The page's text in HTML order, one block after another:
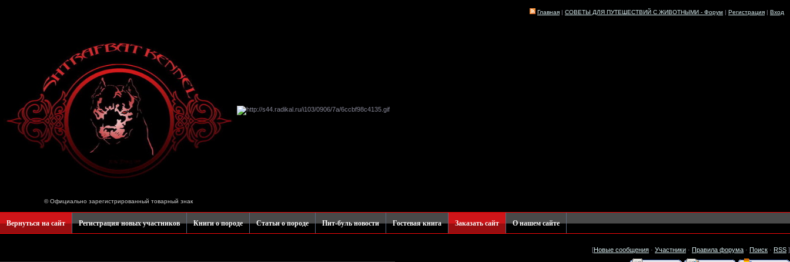
Главная | СОВЕТЫ ДЛЯ ПУТЕШЕСТВИЙ С ЖИВОТНЫМИ - Форум | Регистрация | Вход
© Официально зарегистрированный товарный знак
Вернуться на сайт Регистрация новых участников Книги о породе Статьи о породе Пит-буль новости Гостевая книга Заказать сайт О нашем сайте
[Новые сообщения · Участники · Правила форума · Поиск · RSS ]